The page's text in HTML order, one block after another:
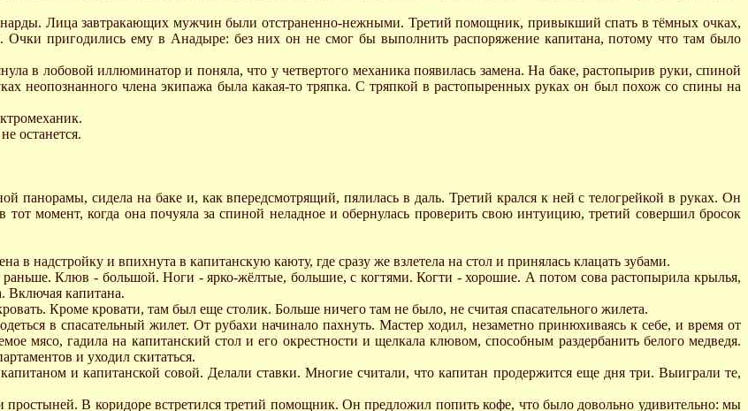
нарды. Лица завтракающих мужчин были отстраненно-нежными. Третий помощник, привыкший спать в тёмных очках,
пригодились ему в Анадыре: без них он не смог бы выполнить распоряжение капитана, потому что там было
в лобовой иллюминатор и поняла, что у четвертого механика появилась замена. На баке, растопырив руки, спиной
неопознанного члена экипажа была какая-то тряпка. С тряпкой в растопыренных руках он был похож со спины на
останется.
панорамы, сидела на баке и, как впередсмотрящий, пялилась в даль. Третий крался к ней с телогрейкой в руках. Он
момент, когда она почуяла за спиной неладное и обернулась проверить свою интуицию, третий совершил бросок
надстройку и впихнута в капитанскую каюту, где сразу же взлетела на стол и принялась клацать зубами.
Клюв - большой. Ноги - ярко-жёлтые, большие, с когтями. Когти - хорошие. А потом сова растопырила крылья,
Включая капитана.
Кроме кровати, там был еще столик. Больше ничего там не было, не считая спасательного жилета.
в спасательный жилет. От рубахи начинало пахнуть. Мастер ходил, незаметно принюхиваясь к себе, и время от
мясо, гадила на капитанский стол и его окрестности и щелкала клювом, способным раздербанить белого медведя.
и уходил скитаться.
и капитанской совой. Делали ставки. Многие считали, что капитан продержится еще дня три. Выиграли те,
простыней. В коридоре встретился третий помощник. Он предложил попить кофе, что было довольно удивительно: мы